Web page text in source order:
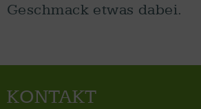
Geschmack etwas dabei.
KONTAKT